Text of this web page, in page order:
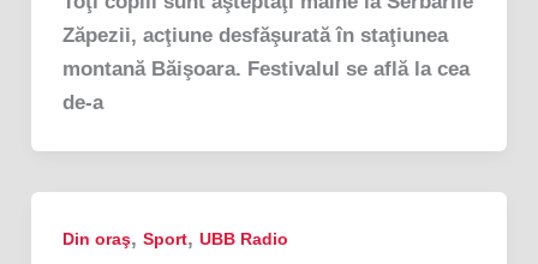
Zăpezii, acţiune desfăşurată în staţiunea
montană Băişoara. Festivalul se află la cea
de-a
Din oraş, Sport, UBB Radio